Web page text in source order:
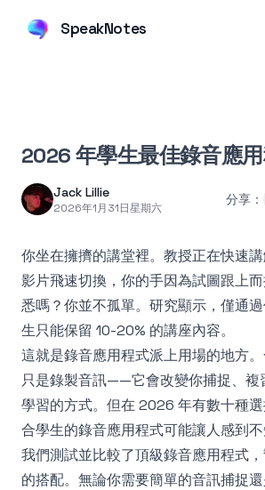
SpeakNotes
2026 年學生最佳錄音應
Jack Lillie
2026年1月31日星期六
分享：
你坐在擁擠的講堂裡。教授正在快速
影片飛速切換，你的手因為試圖跟上
悉嗎？你並不孤單。研究顯示，僅通
生只能保留 10-20% 的講座內容。
這就是錄音應用程式派上用場的地方
只是錄製音訊——它會改變你捕捉、複
學習的方式。但在 2026 年有數十種
合學生的錄音應用程式可能讓人感到不
我們測試並比較了頂級錄音應用程式
的搭配。無論你需要簡單的音訊捕捉